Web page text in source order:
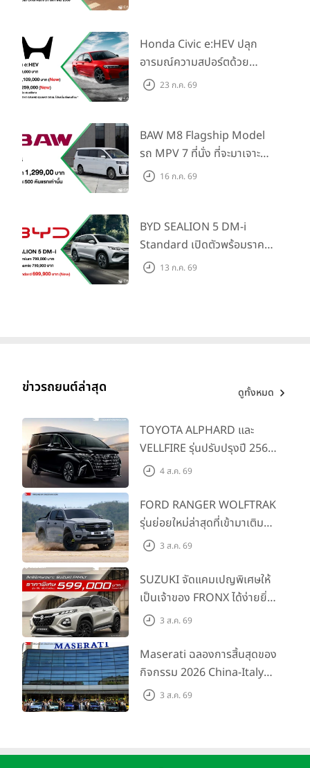
Honda Civic e:HEV ปลุก
อารมณ์ความสปอร์ตด้วย
Honda S+ Shift ครั้งแรกใน
Traffic Monitor เพียงจอง
ภายใน 31 ก.ค. 2569 รับบัตร
น้ำมันมูลค่า 10,000 บาท
23 ก.ค. 69
BAW M8 Flagship Model
รถ MPV 7 ที่นั่ง ที่จะมาเจาะ
ตลาดครอบครัวและองค์กรยุค
แรก)
16 ก.ค. 69
BYD SEALION 5 DM-i
Standard เปิดตัวพร้อมราคา
คาดการณ์ 699,900 บาท รุ่น
13 ก.ค. 69
ข่าวรถยนต์ล่าสุด ดูทั้งหมด
TOYOTA ALPHARD และ
VELLFIRE รุ่นปรับปรุงปี 2569
พร้อมรุ่นย่อยใหม่ HEV
4 ส.ค. 69
FORD RANGER WOLFTRAK
รุ่นย่อยใหม่ล่าสุดที่เข้ามาเติม
เต็มไลน์อัป พร้อมตอบโจทย์ทุก
พร้อมลุย ด้วยราคาพิเศษเริ่ม
ต้นที่ 9.49 แสนบาท
3 ส.ค. 69
SUZUKI จัดแคมเปญพิเศษให้
เป็นเจ้าของ FRONX ได้ง่ายยิ่ง
ขึ้นสำหรับรุ่น GL ราคาพิเศษ
200 คัน พร้อมข้อเสนอสุดคุ้ม
3 ส.ค. 69
Maserati ฉลองการสิ้นสุดของ
กิจกรรม 2026 China-Italy
Grand Tour ณ สำนักงาน
3 ส.ค. 69